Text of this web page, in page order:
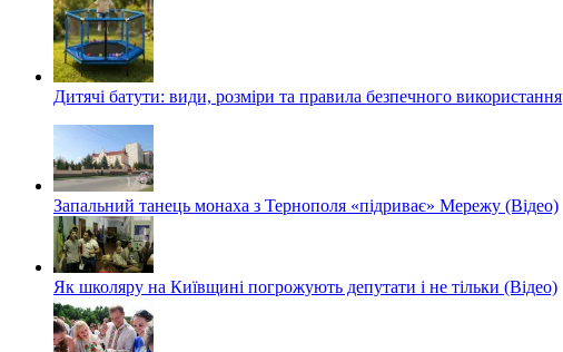
Дитячі батути: види, розміри та правила безпечного використання
Запальний танець монаха з Тернополя «підриває» Мережу (Відео)
Як школяру на Київщині погрожують депутати і не тільки (Відео)